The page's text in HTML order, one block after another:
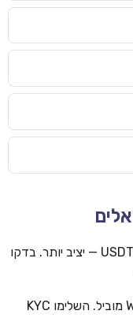
בחירת מטבע: BTC — נפוץ; ETH — מהיר; USDT — יציב יותר. בדקו
משיכה קריפטו — לרוב הכי מהירה. Wazbee מוביל. השלימו KYC